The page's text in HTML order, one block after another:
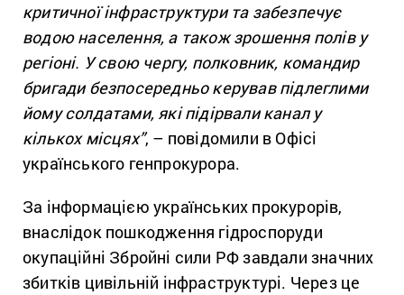
критичної інфраструктури та забезпечує
водою населення, а також зрошення полів у
регіоні. У свою чергу, полковник, командир
бригади безпосередньо керував підлеглими
йому солдатами, які підірвали канал у
кількох місцях”, – повідомили в Офісі
українського генпрокурора.
За інформацією українських прокурорів,
внаслідок пошкодження гідроспоруди
окупаційні Збройні сили РФ завдали значних
збитків цивільній інфраструктурі. Через це